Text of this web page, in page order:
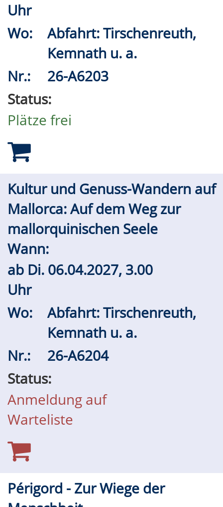
Uhr
Wo:
Abfahrt: Tirschenreuth,
Kemnath u. a.
Nr.:
26-A6203
Status:
Plätze frei
Kultur und Genuss-Wandern auf
Mallorca: Auf dem Weg zur
mallorquinischen Seele
Wann:
ab Di. 06.04.2027, 3.00
Uhr
Wo:
Abfahrt: Tirschenreuth,
Kemnath u. a.
Nr.:
26-A6204
Status:
Anmeldung auf
Warteliste
Périgord - Zur Wiege der